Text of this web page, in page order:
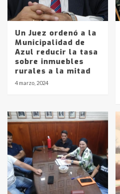
Un Juez ordenó a la
Municipalidad de
Azul reducir la tasa
sobre inmuebles
rurales a la mitad
4 marzo, 2024